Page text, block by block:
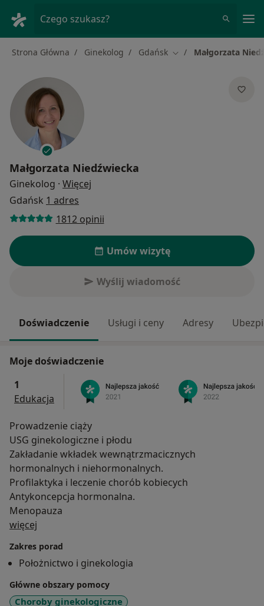
Czego szukasz?
Strona Główna Ginekolog Gdańsk Zmień miasto
Małgorzata
Małgorzata Niedźwiecka
Ginekolog · Więcej
Gdańsk 1 adres
1812 opinii
Umów wizytę
Wyślij wiadomość
Doświadczenie Usługi i ceny Adresy
Moje doświadczenie
1
Edukacja
Prowadzenie ciąży
USG ginekologiczne i płodu
Zakładanie wkładek wewnątrzmacicznych
hormonalnych i niehormonalnych.
Profilaktyka i leczenie chorób kobiecych
Antykoncepcja hormonalna.
Menopauza
więcej
Zakres porad
Położnictwo i ginekologia
Główne obszary pomocy
Choroby ginekologiczne